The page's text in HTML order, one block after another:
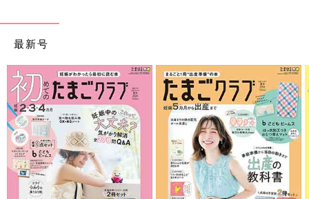
ます」（郁恵さん）
しかし、仁菜ちゃんが1歳を迎えたころには、けいれん発作が止
まらなくなる症状（重積発作）も出て、救急車で搬送され入院す
ることも頻繁になっていました。
「そのころ、ついに『おそらくドラベ症候群だと思うから、てん
かん専門の先生に診てもらったほうがいい』と話があり、同じ病
院のてんかん専門医に担当医が変わることになりました。そして
私と夫と娘の血液検査をして、半年後にその結果から『ドラベ症
候群』と確定診断を受けました」（郁恵さん）
最新号